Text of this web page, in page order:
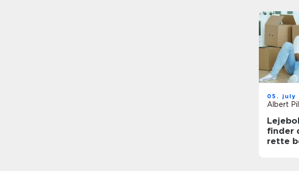
05. july
Albert
finder
rette